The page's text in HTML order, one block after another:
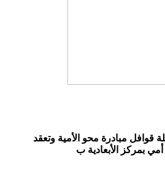
مبادرة محو الأمية وتعقد